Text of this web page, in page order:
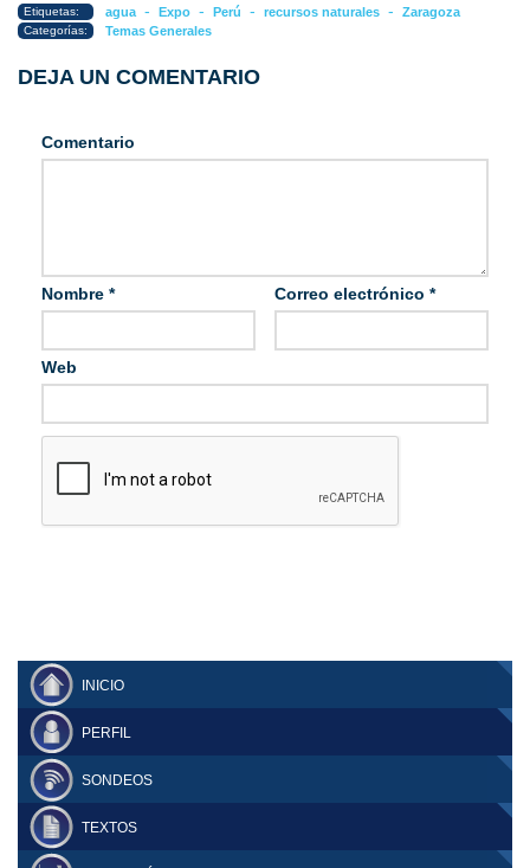
Etiquetas: agua - Expo - Perú - recursos naturales - Zaragoza
Categorías: Temas Generales
DEJA UN COMENTARIO
Comentario
Nombre * Correo electrónico *
Web
INICIO
PERFIL
SONDEOS
TEXTOS